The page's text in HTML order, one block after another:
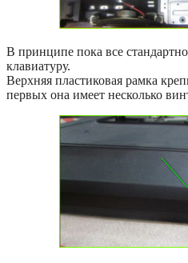
В принципе пока все
клавиатуру.
Верхняя пластиковая рамка
первых она имеет несколько